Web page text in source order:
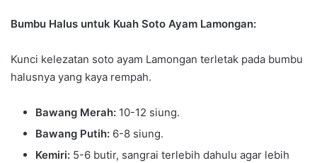
Bumbu Halus untuk Kuah Soto Ayam Lamongan:
Kunci kelezatan soto ayam Lamongan terletak pada bumbu
halusnya yang kaya rempah.
Bawang Merah: 10-12 siung.
Bawang Putih: 6-8 siung.
Kemiri: 5-6 butir, sangrai terlebih dahulu agar lebih